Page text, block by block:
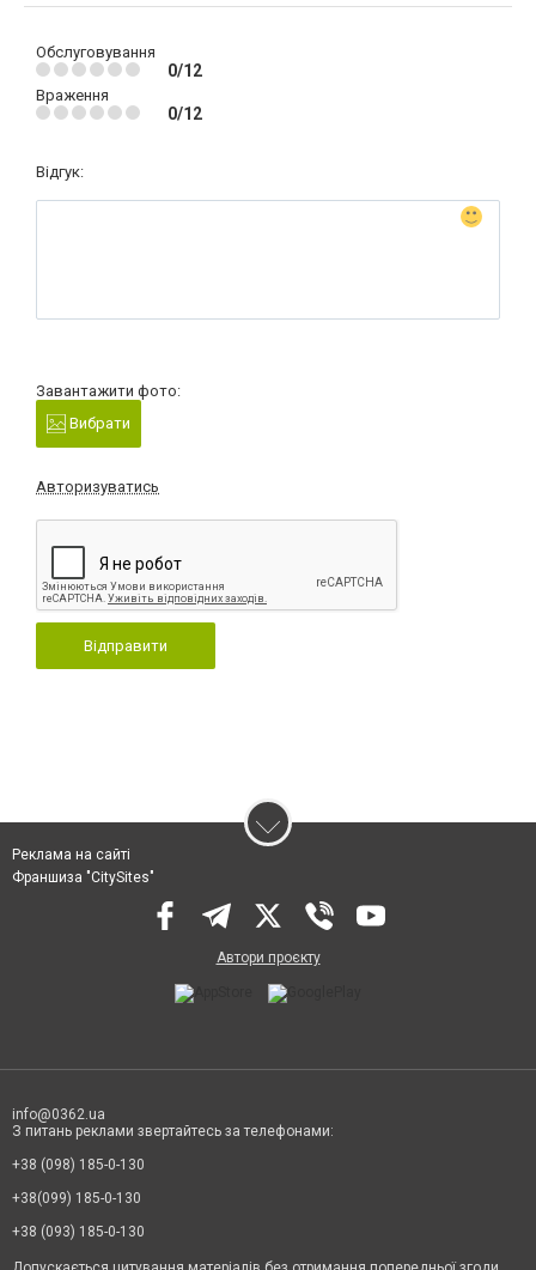
Обслуговування
0/12
Враження
0/12
Відгук:
Завантажити фото:
Вибрати
Авторизуватись
Відправити
Реклама на сайті
Франшиза "CitySites"
Автори проєкту
info@0362.ua
З питань реклами звертайтесь за телефонами:
+38 (098) 185-0-130
+38(099) 185-0-130
+38 (093) 185-0-130